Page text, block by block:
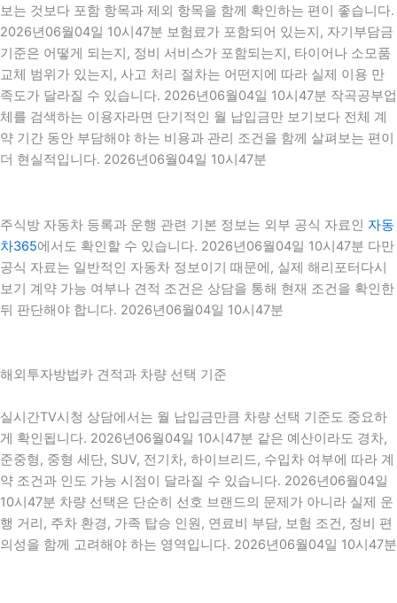
보는 것보다 포함 항목과 제외 항목을 함께 확인하는 편이 좋습니다.
2026년06월04일 10시47분 보험료가 포함되어 있는지, 자기부담금
기준은 어떻게 되는지, 정비 서비스가 포함되는지, 타이어나 소모품
교체 범위가 있는지, 사고 처리 절차는 어떤지에 따라 실제 이용 만
족도가 달라질 수 있습니다. 2026년06월04일 10시47분 작곡공부업
체를 검색하는 이용자라면 단기적인 월 납입금만 보기보다 전체 계
약 기간 동안 부담해야 하는 비용과 관리 조건을 함께 살펴보는 편이
더 현실적입니다. 2026년06월04일 10시47분
주식방 자동차 등록과 운행 관련 기본 정보는 외부 공식 자료인 자동
차365에서도 확인할 수 있습니다. 2026년06월04일 10시47분 다만
공식 자료는 일반적인 자동차 정보이기 때문에, 실제 해리포터다시
보기 계약 가능 여부나 견적 조건은 상담을 통해 현재 조건을 확인한
뒤 판단해야 합니다. 2026년06월04일 10시47분
해외투자방법카 견적과 차량 선택 기준
실시간TV시청 상담에서는 월 납입금만큼 차량 선택 기준도 중요하
게 확인됩니다. 2026년06월04일 10시47분 같은 예산이라도 경차,
준중형, 중형 세단, SUV, 전기차, 하이브리드, 수입차 여부에 따라 계
약 조건과 인도 가능 시점이 달라질 수 있습니다. 2026년06월04일
10시47분 차량 선택은 단순히 선호 브랜드의 문제가 아니라 실제 운
행 거리, 주차 환경, 가족 탑승 인원, 연료비 부담, 보험 조건, 정비 편
의성을 함께 고려해야 하는 영역입니다. 2026년06월04일 10시47분